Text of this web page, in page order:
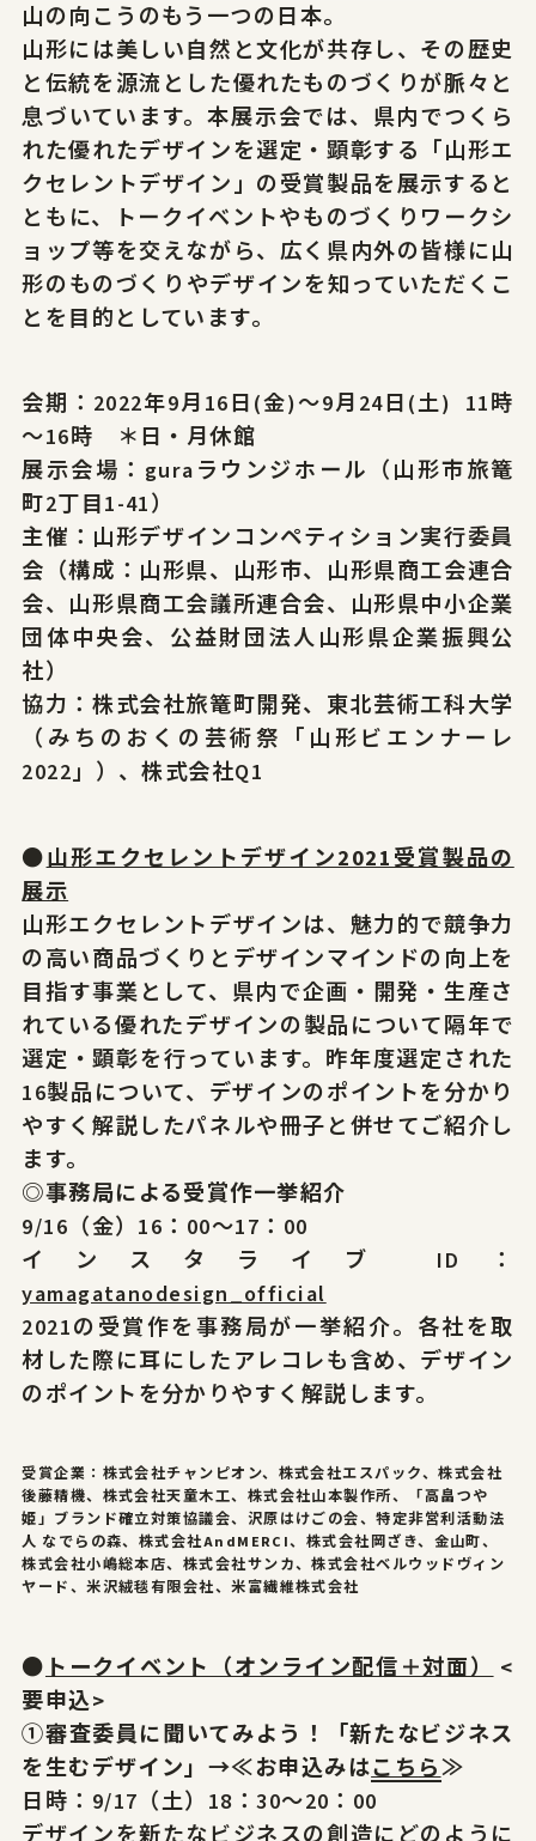
山の向こうのもう一つの日本。
山形には美しい自然と文化が共存し、その歴史
と伝統を源流とした優れたものづくりが脈々と
息づいています。本展示会では、県内でつくら
れた優れたデザインを選定・顕彰する「山形エ
クセレントデザイン」の受賞製品を展示すると
ともに、トークイベントやものづくりワークシ
ョップ等を交えながら、広く県内外の皆様に山
形のものづくりやデザインを知っていただくこ
とを目的としています。
会期：2022年9月16日(金)～9月24日(土) 11時
～16時 ＊日・月休館
展示会場：guraラウンジホール（山形市旅篭
町2丁目1-41）
主催：山形デザインコンペティション実行委員
会（構成：山形県、山形市、山形県商工会連合
会、山形県商工会議所連合会、山形県中小企業
団体中央会、公益財団法人山形県企業振興公
社）
協力：株式会社旅篭町開発、東北芸術工科大学
（みちのおくの芸術祭「山形ビエンナーレ
2022」）、株式会社Q1
●山形エクセレントデザイン2021受賞製品の
展示
山形エクセレントデザインは、魅力的で競争力
の高い商品づくりとデザインマインドの向上を
目指す事業として、県内で企画・開発・生産さ
れている優れたデザインの製品について隔年で
選定・顕彰を行っています。昨年度選定された
16製品について、デザインのポイントを分かり
やすく解説したパネルや冊子と併せてご紹介し
ます。
◎事務局による受賞作一挙紹介
9/16（金）16：00～17：00
インスタライブ ID：
yamagatanodesign_official
2021の受賞作を事務局が一挙紹介。各社を取
材した際に耳にしたアレコレも含め、デザイン
のポイントを分かりやすく解説します。
受賞企業：株式会社チャンピオン、株式会社エスパック、株式会社
後藤精機、株式会社天童木工、株式会社山本製作所、「高畠つや
姫」ブランド確立対策協議会、沢原はけごの会、特定非営利活動法
人 なでらの森、株式会社AndMERCI、株式会社岡ざき、金山町、
株式会社小嶋総本店、株式会社サンカ、株式会社ベルウッドヴィン
ヤード、米沢絨毯有限会社、米富繊維株式会社
●トークイベント（オンライン配信＋対面）<
要申込>
①審査委員に聞いてみよう！「新たなビジネス
を生むデザイン」→≪お申込みはこちら≫
日時：9/17（土）18：30～20：00